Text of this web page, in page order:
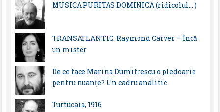
MUSICA PURITAS DOMINICA (ridicolul… )
TRANSATLANTIC. Raymond Carver – Încă
un mister
De ce face Marina Dumitrescu o pledoarie
pentru nuanțe? Un cadru analitic
Turtucaia, 1916